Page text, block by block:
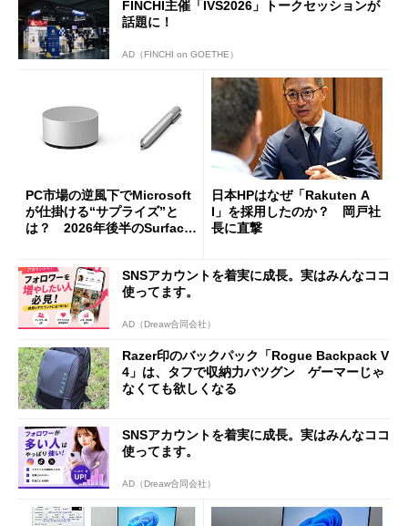
FINCHI主催「IVS2026」トークセッションが
話題に！
AD（FINCHI on GOETHE）
PC市場の逆風下でMicrosoft
が仕掛ける“サプライズ”と
は？ 2026年後半のSurface
日本HPはなぜ「Rakuten A
I」を採用したのか？ 岡戸社
長に直撃
SNSアカウントを着実に成長。実はみんなココ
使ってます。
AD（Dreaw合同会社）
Razer印のバックパック「Rogue Backpack V
4」は、タフで収納力バツグン ゲーマーじゃ
なくても欲しくなる
SNSアカウントを着実に成長。実はみんなココ
使ってます。
AD（Dreaw合同会社）